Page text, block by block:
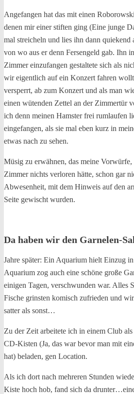
Angefangen hat das mit einen
denen mir einer stiften ging (Eine junge
mal streicheln und lies ihn dann quiekend
von wo aus er denn Fersengeld gab. Ihn
Zimmer einzufangen gestaltete sich als
wir eigentlich auf ein Konzert fahren
versperrt, ab zum Konzert und als man
einen wütenden Zettel an der Zimmertür
ich denn meinen Hamster frei rumlaufen
eingefangen, als sie mal eben kurz in
etwas nach zu sehen.
Müsig zu erwähnen, das meine Vorwürfe,
Zimmer nichts verloren hätte, schon gar
Abwesenheit, mit dem Hinweis auf den
Seite gewischt wurden.
Da haben wir den Garnelen-
Jahre später: Ein Aquarium hielt Einzug
Aquarium zog auch eine schöne große
einigen Tagen, verschwunden war. Alles
Fische grinsten komisch zufrieden und
satter als sonst…
Zu der Zeit arbeitete ich in einem Club
CD-Kisten (Ja, das war bevor man mit
hat) beladen, gen Location.
Als ich dort nach mehreren Stunden
Kiste hoch hob, fand sich da